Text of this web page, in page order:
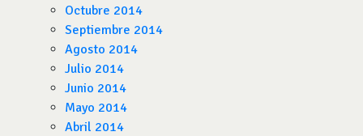
Octubre 2014
Septiembre 2014
Agosto 2014
Julio 2014
Junio 2014
Mayo 2014
Abril 2014